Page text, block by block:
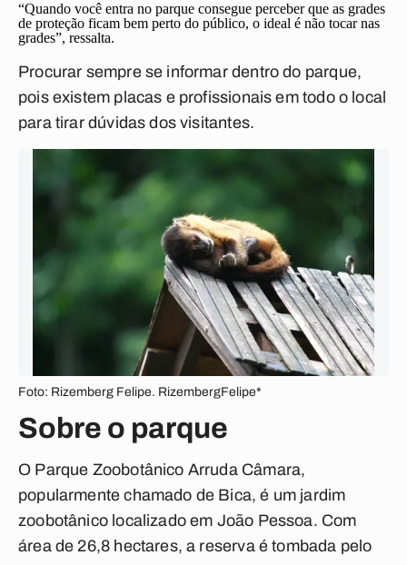
“Quando você entra no parque consegue perceber que as grades
de proteção ficam bem perto do público, o ideal é não tocar nas
grades”, ressalta.
Procurar sempre se informar dentro do parque,
pois existem placas e profissionais em todo o local
para tirar dúvidas dos visitantes.
Foto: Rizemberg Felipe. RizembergFelipe*
Sobre o parque
O Parque Zoobotânico Arruda Câmara,
popularmente chamado de Bica, é um jardim
zoobotânico localizado em João Pessoa. Com
área de 26,8 hectares, a reserva é tombada pelo